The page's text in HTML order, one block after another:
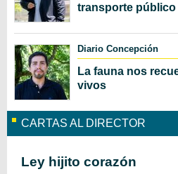
transporte
Diario Concepción
La fauna nos
vivos
CARTAS AL DIRECTOR
Ley hijito corazón